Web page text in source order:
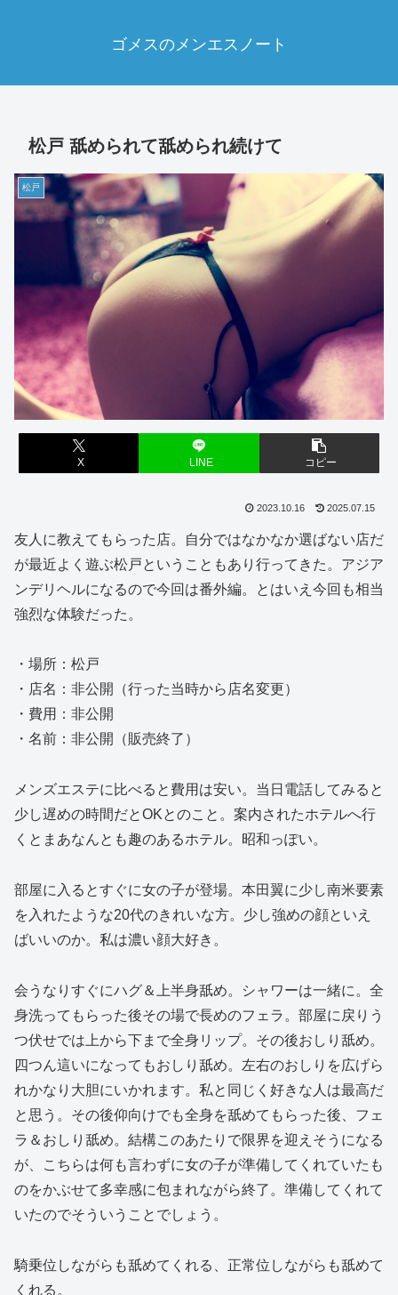
ゴメスのメンエスノート
松戸 舐められて舐められ続けて
松戸
X LINE コピー
2023.10.16 2025.07.15
友人に教えてもらった店。自分ではなかなか選ばない店だ
が最近よく遊ぶ松戸ということもあり行ってきた。アジア
ンデリヘルになるので今回は番外編。とはいえ今回も相当
強烈な体験だった。
・場所：松戸
・店名：非公開（行った当時から店名変更）
・費用：非公開
・名前：非公開（販売終了）
メンズエステに比べると費用は安い。当日電話してみると
少し遅めの時間だとOKとのこと。案内されたホテルへ行
くとまあなんとも趣のあるホテル。昭和っぽい。
部屋に入るとすぐに女の子が登場。本田翼に少し南米要素
を入れたような20代のきれいな方。少し強めの顔といえ
ばいいのか。私は濃い顔大好き。
会うなりすぐにハグ＆上半身舐め。シャワーは一緒に。全
身洗ってもらった後その場で長めのフェラ。部屋に戻りう
つ伏せでは上から下まで全身リップ。その後おしり舐め。
四つん這いになってもおしり舐め。左右のおしりを広げら
れかなり大胆にいかれます。私と同じく好きな人は最高だ
と思う。その後仰向けでも全身を舐めてもらった後、フェ
ラ＆おしり舐め。結構このあたりで限界を迎えそうになる
が、こちらは何も言わずに女の子が準備してくれていたも
のをかぶせて多幸感に包まれながら終了。準備してくれて
いたのでそういうことでしょう。
騎乗位しながらも舐めてくれる、正常位しながらも舐めて
くれる。